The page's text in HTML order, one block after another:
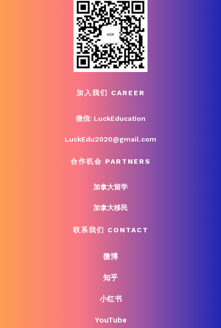
加入我们 CAREER
微信: LuckEducation
LuckEdu2020@gmail.com
合作机会 PARTNERS
加拿大留学
加拿大移民
联系我们 CONTACT
微博
知乎
小红书
YouTube